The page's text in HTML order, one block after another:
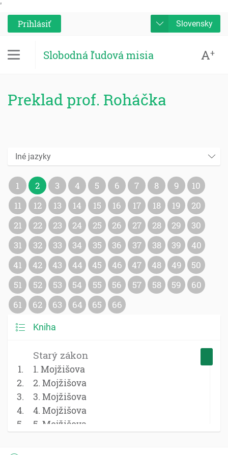
'
Prihlásiť
Slovensky
Slobodná ľudová misia A+
Preklad prof. Roháčka
Iné jazyky
1 2 3 4 5 6 7 8 9
10
11
12 13 14 15 16 17 18 19
20
21
22 23 24 25 26 27 28 29
30
31
32 33 34 35 36 37 38 39
40
41
42 43 44 45 46 47 48 49
50
51
52 53 54 55 56 57 58 59
60
61
62 63 64 65 66
Kniha
Starý zákon
1. Mojžišova
2. Mojžišova
3. Mojžišova
4. Mojžišova
5. Mojžišova